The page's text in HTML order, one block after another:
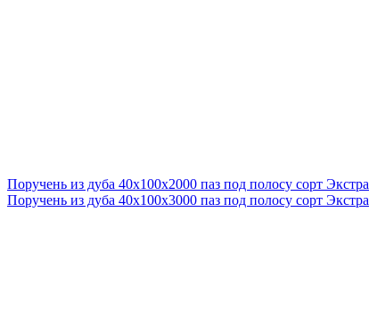
Поручень из дуба 40x100x2000 паз под полосу сорт Экстра
Поручень из дуба 40x100x3000 паз под полосу сорт Экстра